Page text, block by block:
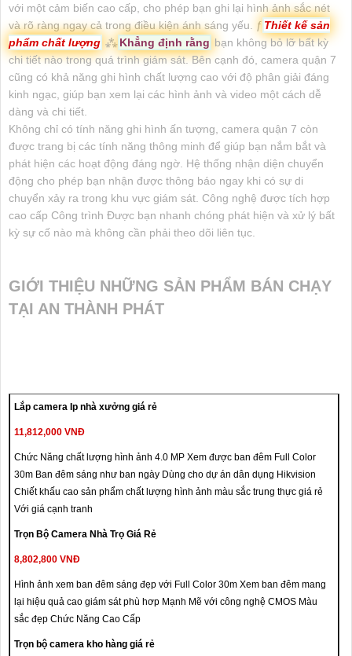
với một cảm biến cao cấp, cho phép bạn ghi lại hình ảnh sắc nét
và rõ ràng ngay cả trong điều kiện ánh sáng yếu. ƒ Thiết kế sản
phẩm chất lượng ⁂Khẳng định rằng bạn không bỏ lỡ bất kỳ
chi tiết nào trong quá trình giám sát. Bên cạnh đó, camera quận 7
cũng có khả năng ghi hình chất lượng cao với độ phân giải đáng
kinh ngạc, giúp bạn xem lại các hình ảnh và video một cách dễ
dàng và chi tiết.
Không chỉ có tính năng ghi hình ấn tượng, camera quận 7 còn
được trang bị các tính năng thông minh để giúp bạn nắm bắt và
phát hiện các hoạt động đáng ngờ. Hệ thống nhận diện chuyển
động cho phép bạn nhận được thông báo ngay khi có sự di
chuyển xảy ra trong khu vực giám sát. Công nghệ được tích hợp
cao cấp Công trình Được bạn nhanh chóng phát hiện và xử lý bất
kỳ sự cố nào mà không cần phải theo dõi liên tục.
GIỚI THIỆU NHỮNG SẢN PHẨM BÁN CHẠY
TẠI AN THÀNH PHÁT
Lắp camera Ip nhà xưởng giá rẻ
11,812,000 VNĐ
Chức Năng chất lượng hình ảnh 4.0 MP Xem được ban đêm Full Color
30m Ban đêm sáng như ban ngày Dùng cho dự án dân dụng Hikvision
Chiết khấu cao sản phẩm chất lượng hình ảnh màu sắc trung thực giá rẻ
Với giá cạnh tranh
Trọn Bộ Camera Nhà Trọ Giá Rẻ
8,802,800 VNĐ
Hình ảnh xem ban đêm sáng đẹp với Full Color 30m Xem ban đêm mang
lại hiệu quả cao giám sát phù hơp Mạnh Mẽ với công nghệ CMOS Màu
sắc đẹp Chức Năng Cao Cấp
Trọn bộ camera kho hàng giá rẻ